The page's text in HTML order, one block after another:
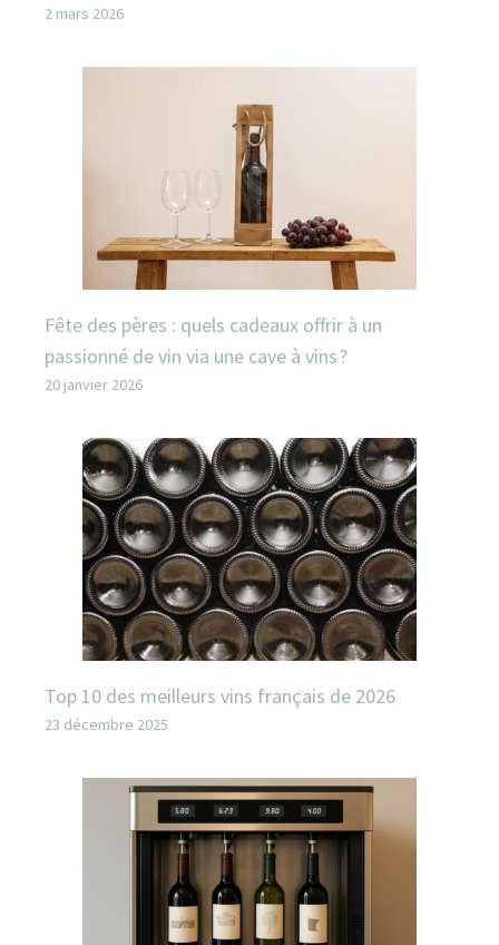
2 mars 2026
Fête des pères : quels cadeaux offrir à un
passionné de vin via une cave à vins ?
20 janvier 2026
Top 10 des meilleurs vins français de 2026
23 décembre 2025